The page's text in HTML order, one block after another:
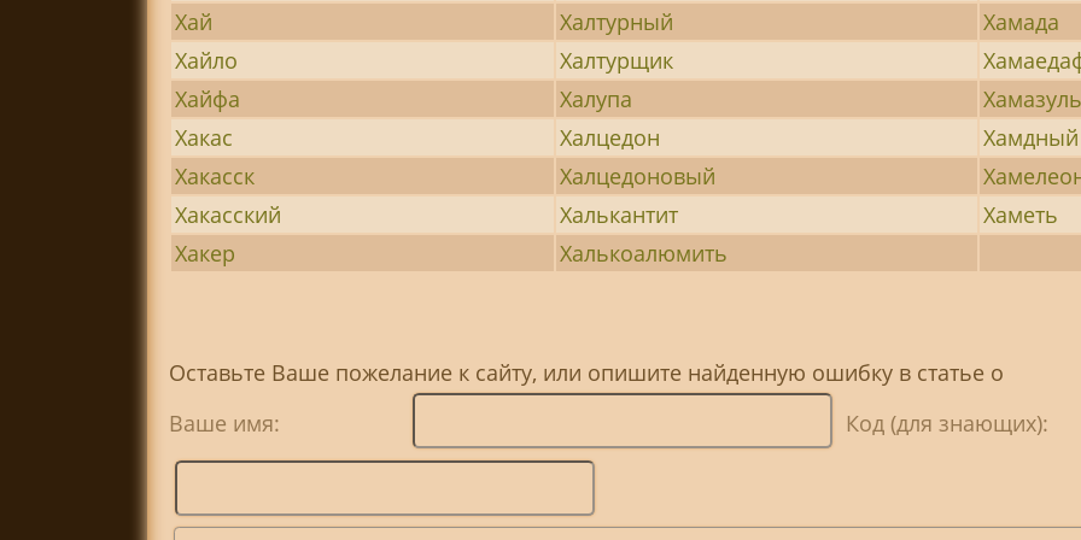
Хай
Халтурный
Хамада
Хайло
Халтурщик
Хайфа
Халупа
Хакас
Халцедон
Хамдный
Хакасск
Халцедоновый
Хакасский
Халькантит
Хаметь
Хакер
Халькоалюмить
Оставьте Ваше пожелание к сайту, или опишите найденную ошибку в статье о
Ваше имя:
Код (для знающих):